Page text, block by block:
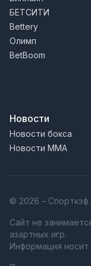
БЕТСИТИ
Bettery
Олимп
BetBoom
Новости
Новости бокса
Новости MMA
© 2026 –
Сайт не
азартных игр.
Информация носит